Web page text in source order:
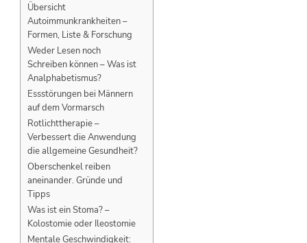
Übersicht
Autoimmunkrankheiten –
Formen, Liste & Forschung
Weder Lesen noch
Schreiben können – Was ist
Analphabetismus?
Essstörungen bei Männern
auf dem Vormarsch
Rotlichttherapie –
Verbessert die Anwendung
die allgemeine Gesundheit?
Oberschenkel reiben
aneinander. Gründe und
Tipps
Was ist ein Stoma? –
Kolostomie oder Ileostomie
Mentale Geschwindigkeit: